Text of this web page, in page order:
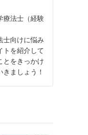
療法士（経験
士向けに悩み
トを紹介して
とをきっかけ
ましょう！